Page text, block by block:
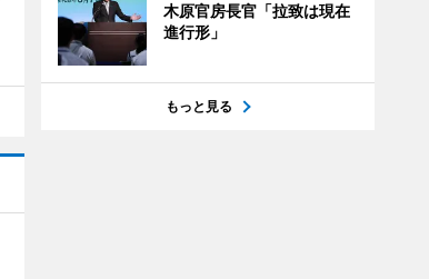
木原官房長官「拉致は現在
進行形」
もっと見る